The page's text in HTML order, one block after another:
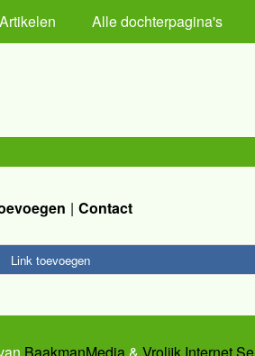
Artikelen Alle dochterpagina's
Contact
Link toevoegen